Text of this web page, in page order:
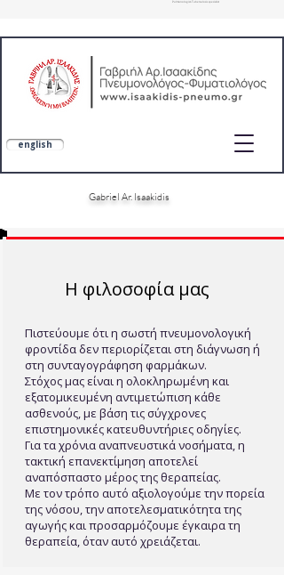
english
Gabriel Ar. Isaakidis
Pulmonologist-Tuberculosis specialist
Η φιλοσοφία μας
Πιστεύουμε ότι η σωστή πνευμονολογική
φροντίδα δεν περιορίζεται στη διάγνωση ή
στη συνταγογράφηση φαρμάκων.
Στόχος μας είναι η ολοκληρωμένη και
εξατομικευμένη αντιμετώπιση κάθε
ασθενούς, με βάση τις σύγχρονες
επιστημονικές κατευθυντήριες οδηγίες.
Για τα χρόνια αναπνευστικά νοσήματα, η
τακτική επανεκτίμηση αποτελεί
αναπόσπαστο μέρος της θεραπείας.
Με τον τρόπο αυτό αξιολογούμε την πορεία
της νόσου, την αποτελεσματικότητα της
αγωγής και προσαρμόζουμε έγκαιρα τη
θεραπεία, όταν αυτό χρειάζεται.